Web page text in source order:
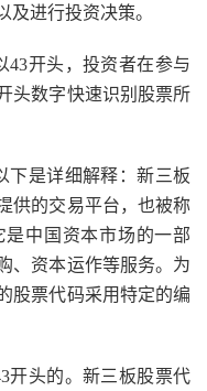
进行投资决策。
43开头，投资者在参与
头数字快速识别股票所
下是详细解释：新三板
供的交易平台，也被称
中国资本市场的一部
、资本运作等服务。为
股票代码采用特定的编
开头的。新三板股票代